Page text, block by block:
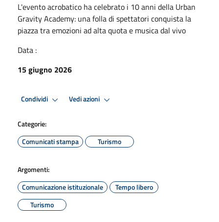
L'evento acrobatico ha celebrato i 10 anni della Urban
Gravity Academy: una folla di spettatori conquista la
piazza tra emozioni ad alta quota e musica dal vivo
Data :
15 giugno 2026
Condividi Vedi azioni
Categorie:
Comunicati stampa
Turismo
Argomenti:
Comunicazione istituzionale
Tempo libero
Turismo